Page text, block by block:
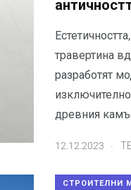
травертина
разработят
древния
12.12.2023
СТРОИТЕЛНИ